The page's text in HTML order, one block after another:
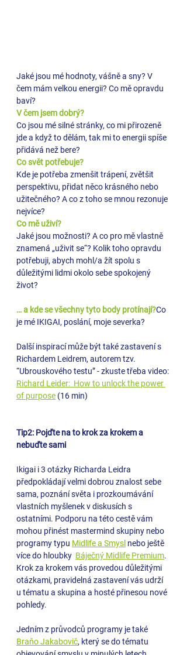
Jaké jsou mé hodnoty, vášně a sny? V
čem mám velkou energii? Co mě opravdu
baví?
V čem jsem dobrý?
Co jsou mé silné stránky, co mi přirozeně
jde a když to dělám, tak mi to energii spíše
přidává než bere?
Co svět potřebuje?
Kde je potřeba zmenšit trápení, zvětšit
perspektivu, přidat něco krásného nebo
užitečného? A co z toho se mnou rezonuje
nejvíce?
Co mě uživí?
Jaké jsou možnosti? A co pro mě vlastně
znamená „uživit se“? Kolik toho opravdu
potřebuji, abych mohl/a žít spolu s
důležitými lidmi okolo sebe spokojený
život?
… a kde se všechny tyto body protínají?Co
je mé IKIGAI, poslání, moje severka?
Další inspirací může být také zastavení s
Richardem Leidrem, autorem tzv.
“Ubrouskového testu” - zkuste třeba video:
Richard Leider:  How to unlock the power
of purpose (16 min)
Tip2: Pojďte na to krok za krokem a
nebuďte sami
Ikigai i 3 otázky Richarda Leidra
předpokládají velmi dobrou znalost sebe
sama, poznání světa i prozkoumávání
vlastních myšlenek v diskusích s
ostatními. Podporu na této cestě vám
mohou přinést mastermind skupiny nebo
programy typu Midlife a Smysl nebo ještě
více do hloubky Báječný Midlife Premium.
Krok za krokem vás provedou důležitými
otázkami, pravidelná zastavení vás udrží
u tématu a skupina a hosté přinesou nové
pohledy.
Jedním z průvodců programy je také
Braňo Jakabovič, který se do tématu